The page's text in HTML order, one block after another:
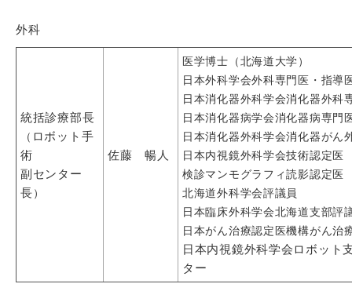
外科
統括診療部長
（ ロボット手
術
副センター
長）
佐藤 暢人
医学博士（北海道大学）
日本外科学会外科専門医・指導
日本消化器外科学会消化器外科
日本消化器病学会消化器病専門
日本消化器外科学会消化器がん
日本内視鏡外科学会技術認定医
検診マンモグラフィ読影認定医
北海道外科学会評議員
日本臨床外科学会北海道支部評
日本がん治療認定医機構がん治
日本内視鏡外科学会ロボット
ター